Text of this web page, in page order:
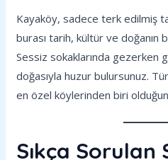
Kayaköy, sadece terk edilmiş
burası tarih, kültür ve doğanın
Sessiz sokaklarında gezerken
doğasıyla huzur bulursunuz.
en özel köylerinden biri
Sıkça Sorulan